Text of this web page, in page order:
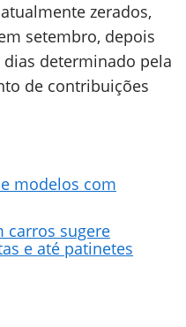
zerados,
setembro, depois
dias determinado pela
de contribuições
modelos com
carros sugere
e até patinetes